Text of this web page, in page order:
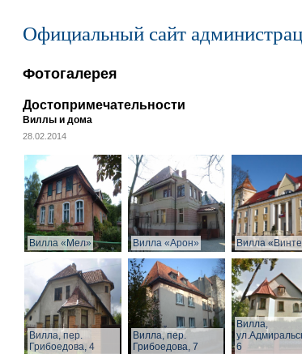
Официальный сайт
Фотогалерея
Достопримечательности
Виллы и дома
28.02.2014
Вилла «Мел» Вилла «Арон» Вилла
Вилла, пер.
Грибоедова, 4
Вилла, пер.
Грибоедова, 7
Вилла,
6